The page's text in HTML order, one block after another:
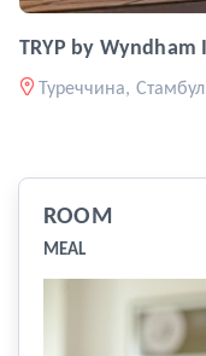
TRYP by
Туреччина,
ROOM
MEAL